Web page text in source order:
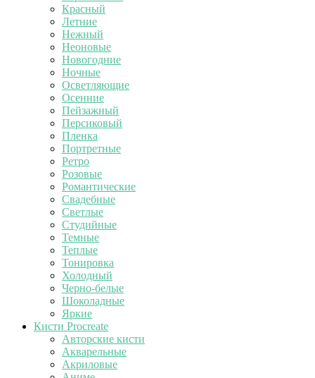
Красный
Летние
Нежный
Неоновые
Новогодние
Ночные
Осветляющие
Осенние
Пейзажный
Персиковый
Пленка
Портретные
Ретро
Розовые
Романтические
Свадебные
Светлые
Студийные
Темные
Теплые
Тонировка
Холодный
Черно-белые
Шоколадные
Яркие
Кисти Procreate
Авторские кисти
Акварельные
Акриловые